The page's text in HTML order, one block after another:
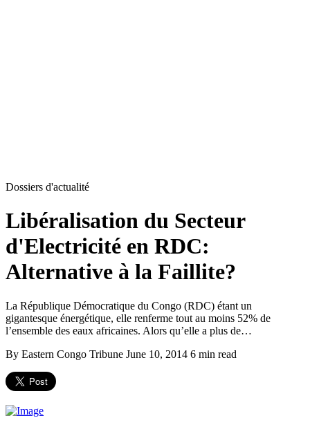
Dossiers d'actualité
Libéralisation du Secteur
d'Electricité en RDC:
Alternative à la Faillite?
La République Démocratique du Congo (RDC) étant un
gigantesque énergétique, elle renferme tout au moins 52% de
l’ensemble des eaux africaines. Alors qu’elle a plus de…
By Eastern Congo Tribune June 10, 2014 6 min read